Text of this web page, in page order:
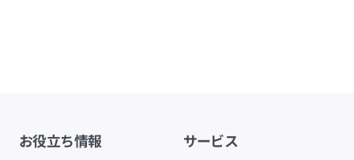
お役立ち情報 サービス